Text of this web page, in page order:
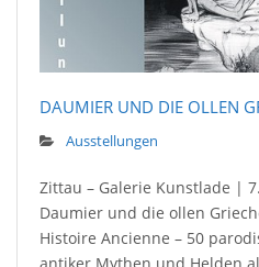
DAUMIER UND DIE OL­LEN
Ausstellungen
Zittau – Galerie Kunstlade |
Daumier und die ol­len
His­toire­ An­cienne – 50